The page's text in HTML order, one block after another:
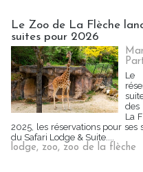
Le Zoo de La Flèche
suites pour 2026
Le
des
La
2025, les réservations pour
du Safari Lodge & Suite....
lodge, zoo, zoo de la flèche